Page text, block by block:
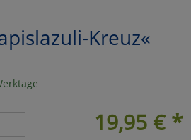
Kreuz«
19,95 € *